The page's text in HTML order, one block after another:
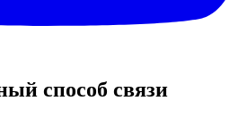
способ связи